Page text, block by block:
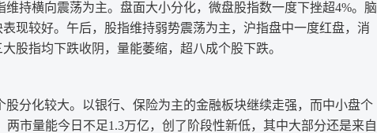
持横向震荡为主。盘面大小分化，微盘股指数一度下挫超4%。脑
现较好。午后，股指维持弱势震荡为主，沪指盘中一度红盘，消
股指均下跌收阴，量能萎缩，超八成个股下跌。
分化较大。以银行、保险为主的金融板块继续走强，而中小盘个
市量能今日不足1.3万亿，创了阶段性新低，其中大部分还是来自